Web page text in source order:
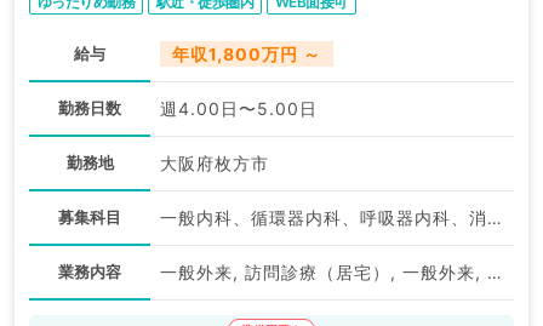
給与 年収1,800万円 ～
勤務日数 週4.00日〜5.00日
勤務地 大阪府枚方市
募集科目 一般内科、循環器内科、呼吸器内科、消化器内科、内分泌・代謝内科、総合診療科
業務内容 一般外来, 訪問診療（居宅）, 一般外来, 訪問診療（居宅）, 訪問診療（居宅）, 一般外来